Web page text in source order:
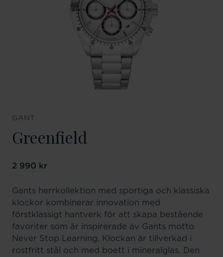
GANT
Greenfield
Pris:2 990 kr
2 990 kr
Gants herrkollektion med sportiga och klassiska
klockor kombinerar innovation med
förstklassigt hantverk för att skapa bestående
favoriter som är inspirerade av Gants motto
Never Stop Learning. Klockan är tillverkad i
rostfritt stål och med boett i mineralglas. Den